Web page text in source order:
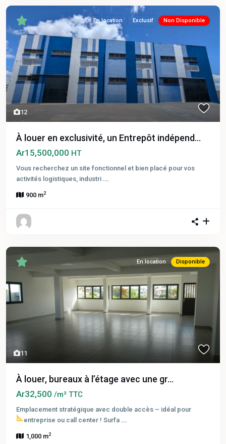
12
En location Exclusif Non Disponible
À louer en exclusivité, un Entrepôt indépend...
Ar15,500,000 HT
Vous recherchez un site fonctionnel et bien placé pour vos
activités logistiques, industri ...
900 m2
11
En location Disponible
À louer, bureaux à l’étage avec une gr...
Ar32,500 /m² TTC
Emplacement stratégique avec double accès – idéal pour
entreprise ou call center ! Surfa ...
1,000 m2